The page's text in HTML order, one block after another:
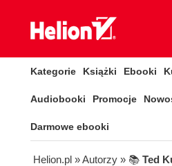
Kategorie Książki Ebooki
Audiobooki Promocje
Darmowe ebooki
Helion.pl » Autorzy » 📚 Ted